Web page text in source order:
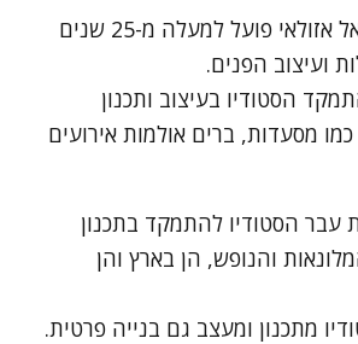
הסטודיו של מיכאל אזולאי פועל למעלה מ-25 שנים
ועיצוב הפנים.
הסטודיו בעיצוב ותכנון
מסעדות, ברים אולמות אירועים
עבר הסטודיו להתמקד בתכנון
והנופש, הן בארץ והן
מתכנון ומעצב גם בנייה פרטית.